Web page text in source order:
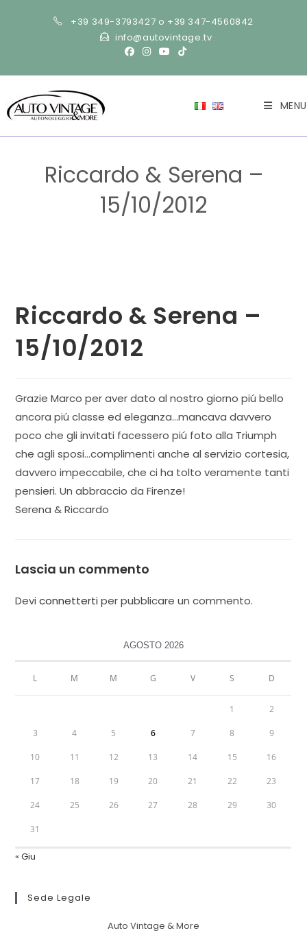
+39 349-3793427 o +39 347-4560842
info@autovintage.tv
MENU
Riccardo & Serena –
15/10/2012
Riccardo & Serena –
15/10/2012
Grazie Marco per aver dato al nostro giorno piú bello
ancora piú classe ed eleganza…mancava davvero
poco che gli invitati facessero piú foto alla Triumph
che agli sposi…complimenti anche al servizio cortesia,
davvero impeccabile, che ci ha tolto veramente tanti
pensieri. Un abbraccio da Firenze!
Serena & Riccardo
Lascia un commento
Deviconnetterti per pubblicare un commento.
AGOSTO 2026
L M M G V S D
1 2
3 4 5 6 7 8 9
10 11 12 13 14 15 16
17 18 19 20 21 22 23
24 25 26 27 28 29 30
31
« Giu
Sede Legale
Auto Vintage & More